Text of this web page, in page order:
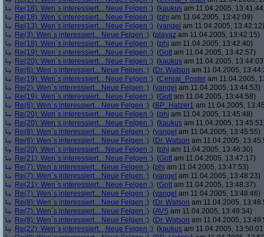
Re(18): Wen´s interessiert... Neue Felgen ;) (kaukus am 11.04.2005,
Re(18): Wen´s interessiert... Neue Felgen ;) (phj am 11.04.2005, 13:42:09)
Re(13): Wen´s interessiert... Neue Felgen ;) (yangel am 11.04.2005, 13:42:12)
Re(3): Wen´s interessiert... Neue Felgen ;) (playaz am 11.04.2005, 13:42:15)
Re(18): Wen´s interessiert... Neue Felgen ;) (phj am 11.04.2005, 13:42:40)
Re(19): Wen´s interessiert... Neue Felgen ;) (Gott am 11.04.2005, 13:42:57)
Re(20): Wen´s interessiert... Neue Felgen ;) (kaukus am 11.04.2005,
Re(6): Wen´s interessiert... Neue Felgen ;) (Dr. Watson am 11.04.2005,
Re(19): Wen´s interessiert... Neue Felgen ;) (Cereal_Poster am 11.04.2005,
Re(2): Wen´s interessiert... Neue Felgen ;) (yangel am 11.04.2005, 13:44:53)
Re(19): Wen´s interessiert... Neue Felgen ;) (Gott am 11.04.2005, 13:44:58)
Re(6): Wen´s interessiert... Neue Felgen ;) (BP_Hatzer1 am 11.04.2005,
Re(20): Wen´s interessiert... Neue Felgen ;) (phj am 11.04.2005, 13:45:48)
Re(20): Wen´s interessiert... Neue Felgen ;) (kaukus am 11.04.2005,
Re(8): Wen´s interessiert... Neue Felgen ;) (yangel am 11.04.2005, 13:45:55)
Re(6): Wen´s interessiert... Neue Felgen ;) (Dr. Watson am 11.04.2005,
Re(20): Wen´s interessiert... Neue Felgen ;) (phj am 11.04.2005, 13:46:30)
Re(21): Wen´s interessiert... Neue Felgen ;) (Gott am 11.04.2005, 13:47:17)
Re(7): Wen´s interessiert... Neue Felgen ;) (phj am 11.04.2005, 13:47:53)
Re(7): Wen´s interessiert... Neue Felgen ;) (yangel am 11.04.2005, 13:48:23)
Re(21): Wen´s interessiert... Neue Felgen ;) (Gott am 11.04.2005, 13:48:37)
Re(7): Wen´s interessiert... Neue Felgen ;) (yangel am 11.04.2005, 13:48:46)
Re(8): Wen´s interessiert... Neue Felgen ;) (Dr. Watson am 11.04.2005,
Re(7): Wen´s interessiert... Neue Felgen ;) (AVS am 11.04.2005, 13:49:34)
Re(8): Wen´s interessiert... Neue Felgen ;) (Dr. Watson am 11.04.2005,
Re(22): Wen´s interessiert... Neue Felgen ;) (kaukus am 11.04.2005,